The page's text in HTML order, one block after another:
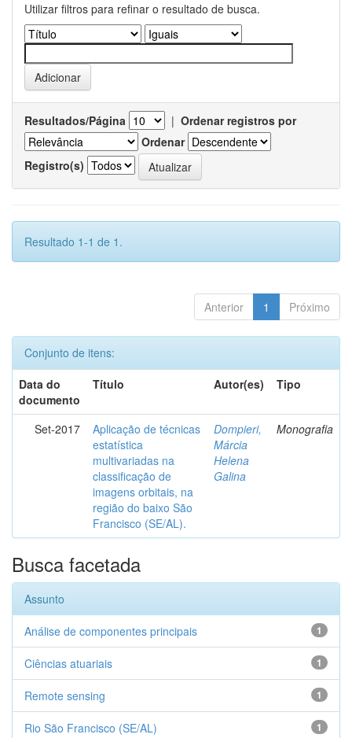
Utilizar filtros para refinar o resultado de busca.
Resultados/Página | Ordenar registros por
Ordenar
Registro(s)
Resultado 1-1 de 1.
Anterior 1 Próximo
Conjunto de itens:
Data do
documento
Título Autor(es) Tipo
Set-2017
Aplicação de técnicas
estatística
multivariadas na
classificação de
imagens orbitais, na
região do baixo São
Francisco (SE/AL).
Dompieri,
Márcia
Helena
Galina
Monografia
Busca facetada
Assunto
1
Análise de componentes principais
1
Ciências atuariais
1
Remote sensing
1
Rio São Francisco (SE/AL)